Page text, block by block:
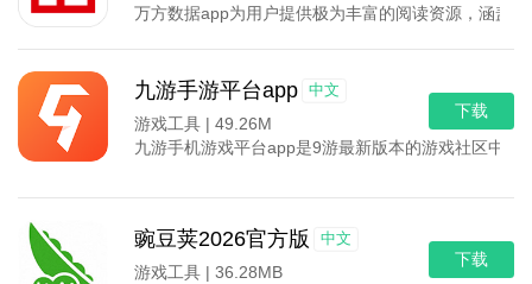
万方数据app为用户提供极为丰富的阅读资源，涵盖
九游手游平台app 中文
游戏工具 | 49.26M
九游手机游戏平台app是9游最新版本的游戏社区中
下载
豌豆荚2026官方版 中文
游戏工具 | 36.28MB
下载